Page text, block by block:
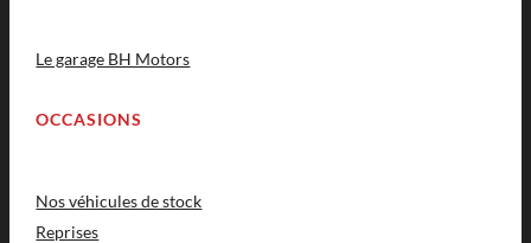
Le garage BH Motors
OCCASIONS
Nos véhicules de stock
Reprises